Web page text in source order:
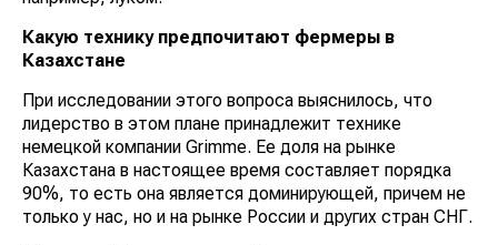
Какую технику предпочитают фермеры в
Казахстане
При исследовании этого вопроса выяснилось, что
лидерство в этом плане принадлежит технике
немецкой компании Grimme. Ее доля на рынке
Казахстана в настоящее время составляет порядка
90%, то есть она является доминирующей, причем не
только у нас, но и на рынке России и других стран СНГ.